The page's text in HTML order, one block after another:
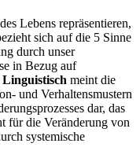
Lebens repräsentieren,
sich auf die 5 Sinne
durch unser
in Bezug auf
Linguistisch meint die
und Verhaltensmustern
dar, das
für die Veränderung von
systemische